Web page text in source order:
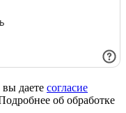
даете согласие
об обработке